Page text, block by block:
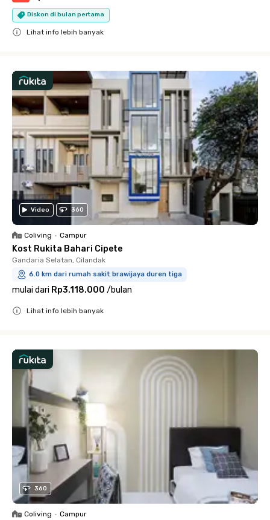
Diskon di bulan pertama
Lihat info lebih banyak
Video 360
Coliving • Campur
Kost Rukita Bahari Cipete
Gandaria Selatan, Cilandak
6.0 km dari rumah sakit brawijaya duren tiga
mulai dari Rp3.118.000 /bulan
Lihat info lebih banyak
360
Coliving • Campur